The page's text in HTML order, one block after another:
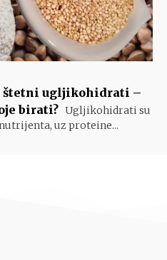
ugljikohidrati –
birati? Ugljikohidrati su
uz proteine...